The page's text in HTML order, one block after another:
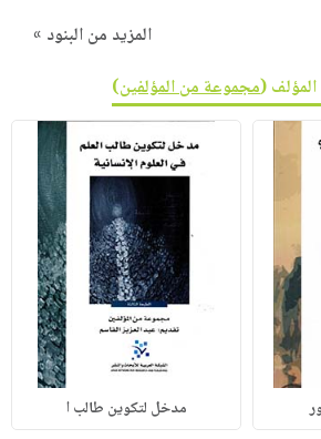
المزيد من البنود »
(مجموعة من المؤلفين)
مدخل لتكوين طالب ا